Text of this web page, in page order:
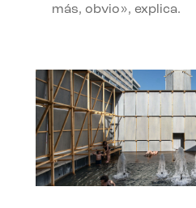
más, obvio», explica.